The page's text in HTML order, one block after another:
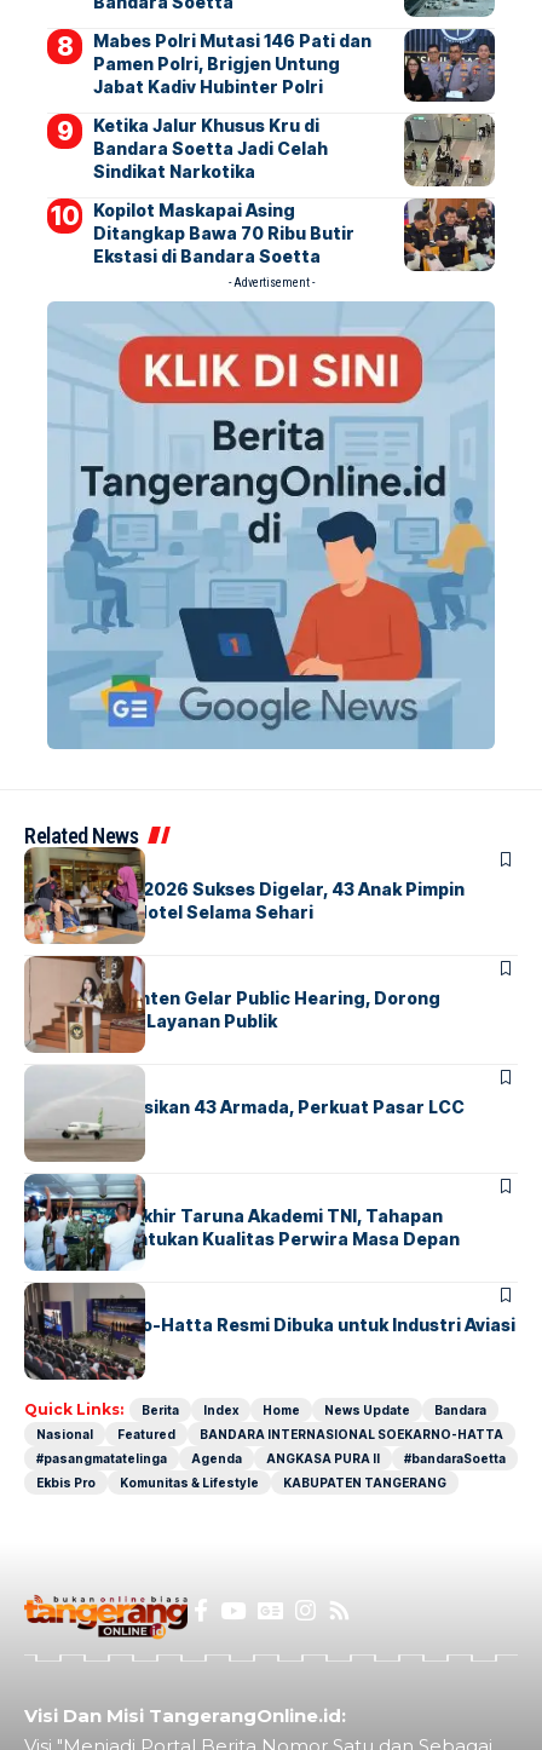
Mabes Polri Mutasi 146 Pati dan
Pamen Polri, Brigjen Untung
Jabat Kadiv Hubinter Polri
Ketika Jalur Khusus Kru di
Bandara Soetta Jadi Celah
Sindikat Narkotika
Kopilot Maskapai Asing
Ditangkap Bawa 70 Ribu Butir
Ekstasi di Bandara Soetta
- Advertisement -
Related News
BERITAINDEX
GM For A Day 2026 Sukses Digelar, 43 Anak Pimpin
Operasional Hotel Selama Sehari
BANDARA BERITA
Karantina Banten Gelar Public Hearing, Dorong
Transparansi Layanan Publik
BANDARA
Citilink Operasikan 43 Armada, Perkuat Pasar LCC
Nasional
BERITA
Sidang Pantukhir Taruna Akademi TNI, Tahapan
Strategis Tentukan Kualitas Perwira Masa Depan
BANDARA BERITA
IALC Soekarno-Hatta Resmi Dibuka untuk Industri Aviasi
Dunia
Quick Links: Berita Index Home News Update
Bandara
Nasional
Featured
BANDARA INTERNASIONAL SOEKARNO-HATTA
#pasangmatatelinga
Agenda ANGKASA PURA II
#bandaraSoetta
Ekbis Pro
Komunitas & Lifestyle KABUPATEN TANGERANG
Visi Dan Misi TangerangOnline.id: